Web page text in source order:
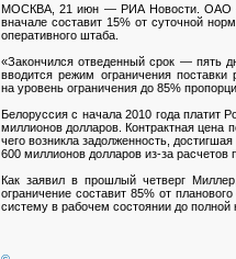
МОСКВА, 21 июн — РИА Новости. ОАО
вначале составит 15% от суточной
оперативного штаба.
«Закончился отведенный срок — пять
вводится режим ограничения
на уровень ограничения до 85%
Белоруссия с начала 2010 года платит
миллионов долларов. Контрактная цена
чего возникла задолженность,
600 миллионов долларов из-за расчетов
Как заявил в прошлый четверг
ограничение составит 85% от
систему в рабочем состоянии до